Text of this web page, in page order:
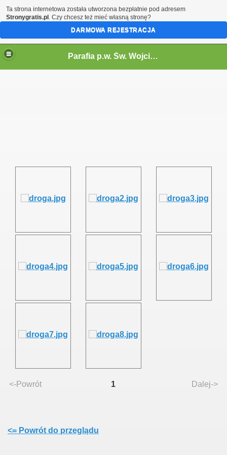
Parafia p.w. Św. Wojciecha Biskupa i Męczennika w Cisowie
<-Powrót 1 Dalej->
<= Powrót do przeglądu
Ta strona internetowa została utworzona bezpłatnie pod adresem
Stronygratis.pl . Czy chcesz też mieć własną stronę?
DARMOWA REJESTRACJA